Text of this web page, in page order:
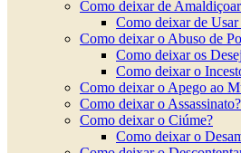
Como deixar de
Como deixar de
Como deixar o Abuso de
Como deixar os
Como deixar o
Como deixar o Apego ao
Como deixar o Assassinato?
Como deixar o Ciúme?
Como deixar o